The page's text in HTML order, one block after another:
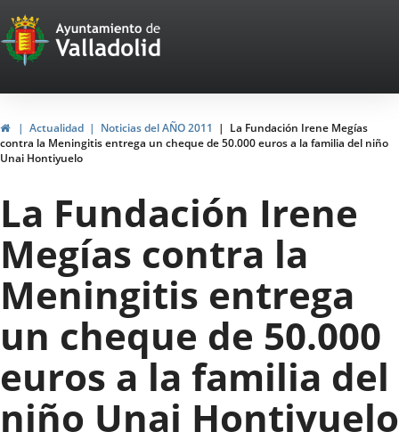
Portal
Web
del
Ayuntamiento
de
Valladolid
InicioActualidad Noticias del AÑO 2011
La Fundación Irene Megías
contra la Meningitis entrega un cheque de 50.000 euros a la familia del niño
Unai Hontiyuelo
La Fundación Irene
Megías contra la
Meningitis entrega
un cheque de 50.000
euros a la familia del
niño Unai Hontiyuelo